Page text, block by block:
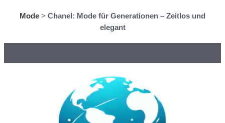
Mode > Chanel: Mode für Generationen – Zeitlos und
elegant